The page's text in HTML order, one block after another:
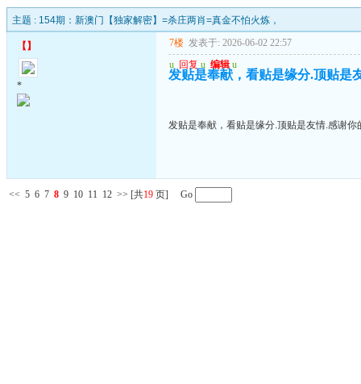
主题 : 154期：新澳门【独家解密】=杀庄两肖=真金不怕火炼，
【 】
*
7楼 发表于: 2026-06-02 22:57
u 回复 u 编辑 u
发贴是奉献，看贴是缘分.顶贴是
发贴是奉献，看贴是缘分.顶贴是友情.感谢你
<< 5 6 7 8 9 10 11 12 >> [共19 页] Go